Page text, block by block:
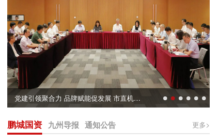
党建引领聚合力 品牌赋能促发展 市直机关党建品牌建设推进会暨第九期市直机关“头雁亮翅”沙龙成功举办
鹏城国资 九州导报 通知公告 更多>